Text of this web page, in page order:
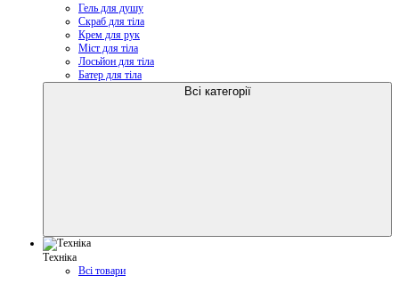
Гель для душу
Скраб для тіла
Крем для рук
Міст для тіла
Лосьйон для тіла
Батер для тіла
Всі категорії
Техніка
Всі товари